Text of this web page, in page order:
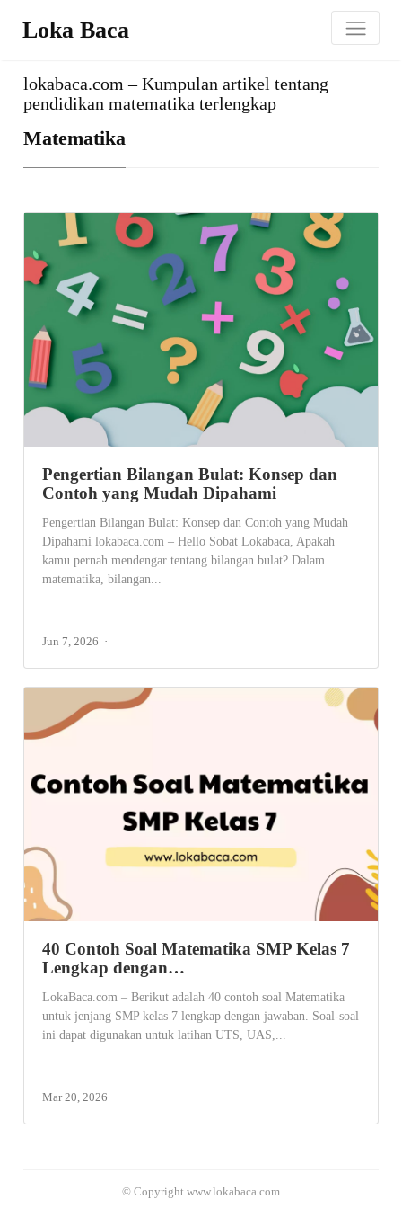
Loka Baca
lokabaca.com – Kumpulan artikel tentang
pendidikan matematika terlengkap
Matematika
Pengertian Bilangan Bulat: Konsep dan
Contoh yang Mudah Dipahami
Pengertian Bilangan Bulat: Konsep dan Contoh yang Mudah
Dipahami lokabaca.com – Hello Sobat Lokabaca, Apakah
kamu pernah mendengar tentang bilangan bulat? Dalam
matematika, bilangan...
Jun 7, 2026
40 Contoh Soal Matematika SMP Kelas 7
Lengkap dengan…
LokaBaca.com – Berikut adalah 40 contoh soal Matematika
untuk jenjang SMP kelas 7 lengkap dengan jawaban. Soal-soal
ini dapat digunakan untuk latihan UTS, UAS,...
Mar 20, 2026
© Copyright www.lokabaca.com